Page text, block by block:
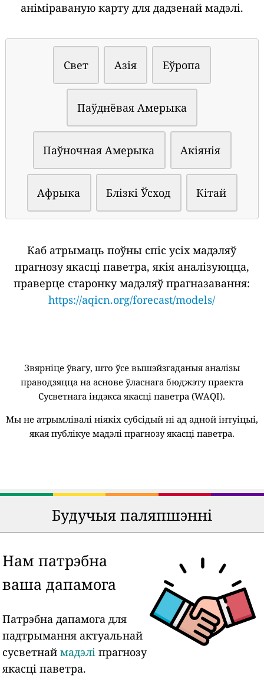
аніміраваную карту для дадзенай мадэлі.
Свет Азія Еўропа
Паўднёвая Амерыка
Паўночная Амерыка Акіянія
Афрыка Блізкі Ўсход Кітай
Каб атрымаць поўны спіс усіх мадэляў
прагнозу якасці паветра, якія аналізуюцца,
праверце старонку мадэляў прагназавання:
https://aqicn.org/forecast/models/
Звярніце ўвагу, што ўсе вышэйзгаданыя аналізы
праводзяцца на аснове ўласнага бюджэту праекта
Сусветнага індэкса якасці паветра (WAQI).
Мы не атрымлівалі ніякіх субсідый ні ад адной інтуіцыі,
якая публікуе мадэлі прагнозу якасці паветра.
Будучыя паляпшэнні
Нам патрэбна
ваша дапамога
Патрэбна дапамога для
падтрымання актуальнай
сусветнаймадэлі прагнозу
якасці паветра.